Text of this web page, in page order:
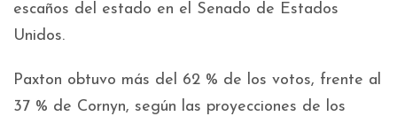
escaños del estado en el Senado de Estados
Unidos.
Paxton obtuvo más del 62 % de los votos, frente al
37 % de Cornyn, según las proyecciones de los